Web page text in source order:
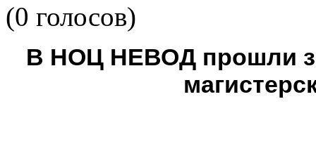
(0 голосов)
В НОЦ НЕВОД прошли